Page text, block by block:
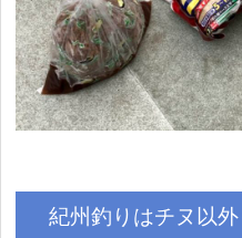
紀州釣りはチヌ以